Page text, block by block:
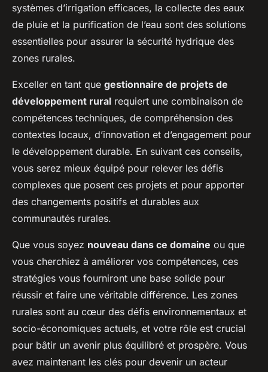
systèmes d’irrigation efficaces, la collecte des eaux
de pluie et la purification de l’eau sont des solutions
essentielles pour assurer la sécurité hydrique des
zones rurales.
Exceller en tant que gestionnaire de projets de
développement rural requiert une combinaison de
compétences techniques, de compréhension des
contextes locaux, d’innovation et d’engagement pour
le développement durable. En suivant ces conseils,
vous serez mieux équipé pour relever les défis
complexes que posent ces projets et pour apporter
des changements positifs et durables aux
communautés rurales.
Que vous soyez nouveau dans ce domaine ou que
vous cherchiez à améliorer vos compétences, ces
stratégies vous fourniront une base solide pour
réussir et faire une véritable différence. Les zones
rurales sont au cœur des défis environnementaux et
socio-économiques actuels, et votre rôle est crucial
pour bâtir un avenir plus équilibré et prospère. Vous
avez maintenant les clés pour devenir un acteur